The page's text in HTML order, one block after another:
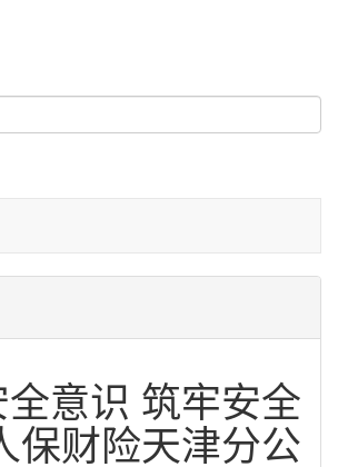
全意识 筑牢安全
保财险天津分公